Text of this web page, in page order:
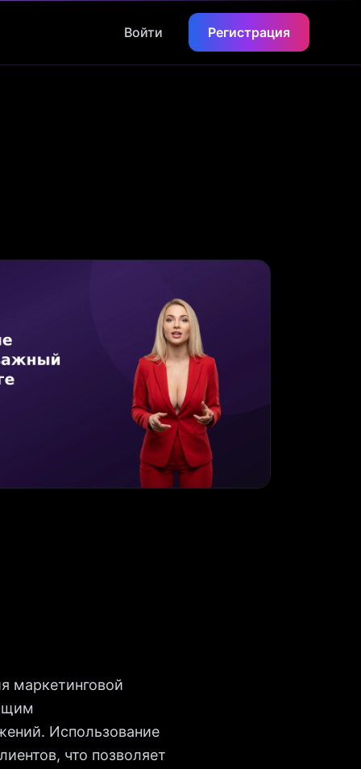
Войти Регистрация
маркетинговой
Использование
что позволяет